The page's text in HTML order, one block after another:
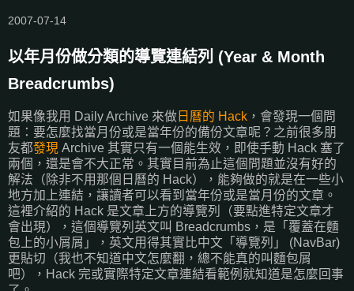
2007-07-14
以年月份做分類的導覽連結列 (Year & Month
Breadcrumbs)
如果像我用 Daily Archive 來做 日曆的 Hack ，會發現一個問
題：要怎麼找當月份或是當年份的備份文章呢？之前很多朋
友都發現 Archive 其實只有一個能生效，即使手動 Hack 塞了
兩個，還是會不大正常。其實目前為止這個問題並沒有好的
解法（除非不用那個日曆的 Hack），能夠做的就是在一些小
地方加上連結，讓讀者可以看到當年份或是當月份的文章。
這裡介紹的 Hack 是文章上方的導覽列（要點進特定文章才
會出現），這個導覽列英文叫 Breadcrumbs，是「覆蓋在麵
包上的小屑屑」，英文用得其實比中文「導覽列」 (NavBar)
更貼切（我也不知道中文怎麼翻，總不能真的叫麵包屑
吧），Hack 完或實際特定文章連結看範例就知道是怎麼回事